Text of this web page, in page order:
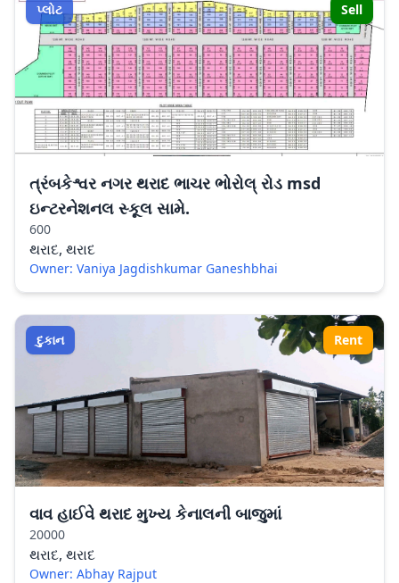
પ્લોટ Sell
ત્રંબકેશ્વર નગર થરાદ ભાચર ભોરોલ્ રોડ msd
ઇન્ટરનેશનલ સ્કૂલ સામે.
600
થરાદ, થરાદ
Owner: Vaniya Jagdishkumar Ganeshbhai
દુકાન Rent
વાવ હાઈવે થરાદ મુખ્ય કેનાલની બાજુમાં
20000
થરાદ, થરાદ
Owner: Abhay Rajput